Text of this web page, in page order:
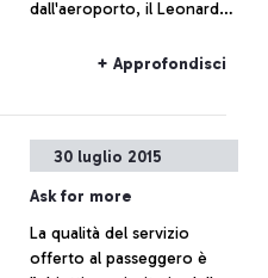
dall'aeroporto, il Leonardo
normalità+ Approfondisci
30 luglio 2015
Ask for more
La qualità del servizio
offerto al passeggero è